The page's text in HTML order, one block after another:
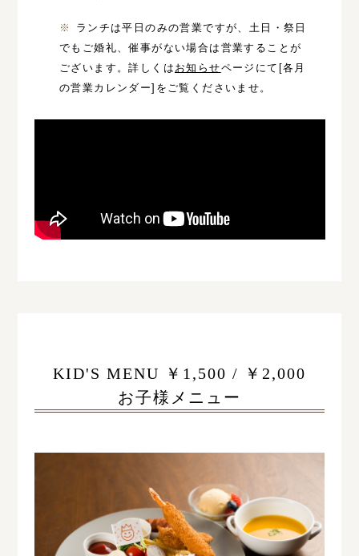
ランチは平日のみの営業ですが、土日・祭日
でもご婚礼、催事がない場合は営業することが
ございます。詳しくは お知らせページにて[各月
の営業カレンダー]をご覧くださいませ。
KID'S MENU ￥1,500 / ￥2,000
お子様メニュー